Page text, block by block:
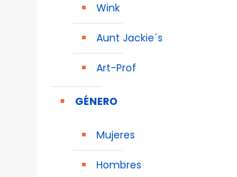
Wink
Aunt Jackie´s
Art-Prof
GÉNERO
Mujeres
Hombres